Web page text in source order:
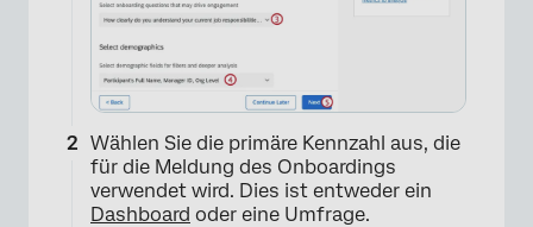
Wählen Sie die primäre Kennzahl aus, die
für die Meldung des Onboardings
verwendet wird. Dies ist entweder ein
Dashboard oder eine Umfrage.